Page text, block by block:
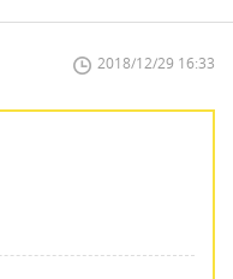
2018/12/29 16:33